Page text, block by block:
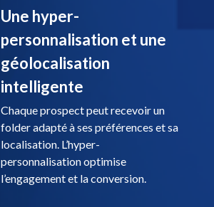
Une hyper-
personnalisation et une
géolocalisation
intelligente
Chaque prospect peut recevoir un
folder adapté à ses préférences et sa
localisation. L’hyper-
personnalisation optimise
l’engagement et la conversion.